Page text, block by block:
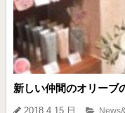
新しい仲間のオリーブ
2018.4.15 日